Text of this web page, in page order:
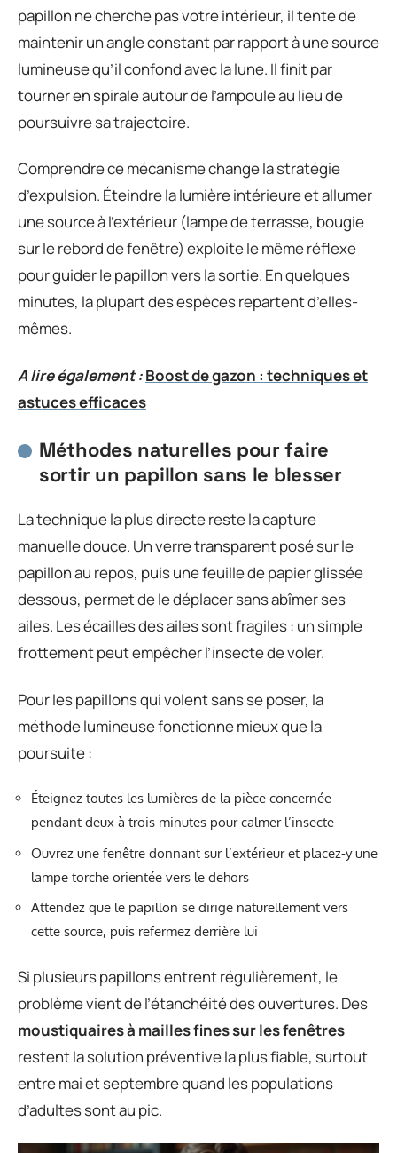
papillon ne cherche pas votre intérieur, il tente de
maintenir un angle constant par rapport à une source
lumineuse qu’il confond avec la lune. Il finit par
tourner en spirale autour de l’ampoule au lieu de
poursuivre sa trajectoire.
Comprendre ce mécanisme change la stratégie
d’expulsion. Éteindre la lumière intérieure et allumer
une source à l’extérieur (lampe de terrasse, bougie
sur le rebord de fenêtre) exploite le même réflexe
pour guider le papillon vers la sortie. En quelques
minutes, la plupart des espèces repartent d’elles-
mêmes.
A lire également :Boost de gazon : techniques et
astuces efficaces
Méthodes naturelles pour faire
sortir un papillon sans le blesser
La technique la plus directe reste la capture
manuelle douce. Un verre transparent posé sur le
papillon au repos, puis une feuille de papier glissée
dessous, permet de le déplacer sans abîmer ses
ailes. Les écailles des ailes sont fragiles : un simple
frottement peut empêcher l’insecte de voler.
Pour les papillons qui volent sans se poser, la
méthode lumineuse fonctionne mieux que la
poursuite :
Éteignez toutes les lumières de la pièce concernée
pendant deux à trois minutes pour calmer l’insecte
Ouvrez une fenêtre donnant sur l’extérieur et placez-y une
lampe torche orientée vers le dehors
Attendez que le papillon se dirige naturellement vers
cette source, puis refermez derrière lui
Si plusieurs papillons entrent régulièrement, le
problème vient de l’étanchéité des ouvertures. Des
moustiquaires à mailles fines sur les fenêtres
restent la solution préventive la plus fiable, surtout
entre mai et septembre quand les populations
d’adultes sont au pic.